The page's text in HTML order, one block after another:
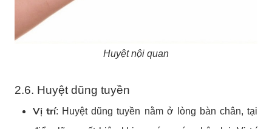
Huyệt nội quan
2.6. Huyệt dũng tuyền
Vị trí: Huyệt dũng tuyền nằm ở lòng bàn chân, tại